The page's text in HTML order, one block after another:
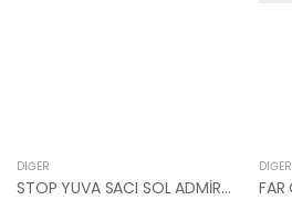
DIĞER
STOP YUVA SACI SOL ADMİRA 69141-25350-HMC
DIĞER